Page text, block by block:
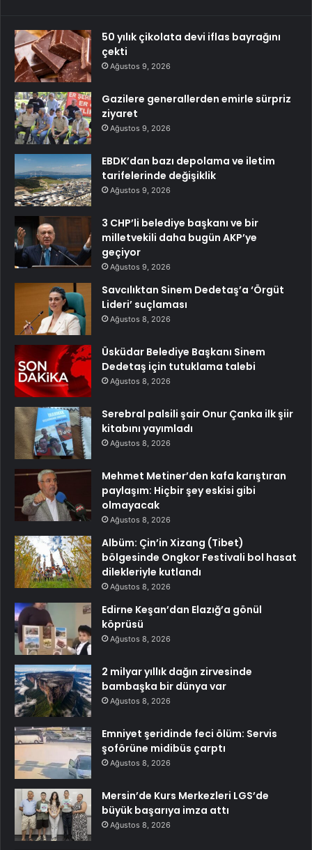
50 yılık çikolata devi iflas bayrağını
çekti
Ağustos 9, 2026
Gazilere generallerden emirle sürpriz
ziyaret
Ağustos 9, 2026
EBDK’dan bazı depolama ve iletim
tarifelerinde değişiklik
Ağustos 9, 2026
3 CHP’li belediye başkanı ve bir
milletvekili daha bugün AKP’ye
geçiyor
Ağustos 9, 2026
Savcılıktan Sinem Dedetaş’a ‘Örgüt
Lideri’ suçlaması
Ağustos 8, 2026
Üsküdar Belediye Başkanı Sinem
Dedetaş için tutuklama talebi
Ağustos 8, 2026
Serebral palsili şair Onur Çanka ilk şiir
kitabını yayımladı
Ağustos 8, 2026
Mehmet Metiner’den kafa karıştıran
paylaşım: Hiçbir şey eskisi gibi
olmayacak
Ağustos 8, 2026
Albüm: Çin’in Xizang (Tibet)
bölgesinde Ongkor Festivali bol hasat
dilekleriyle kutlandı
Ağustos 8, 2026
Edirne Keşan’dan Elazığ’a gönül
köprüsü
Ağustos 8, 2026
2 milyar yıllık dağın zirvesinde
bambaşka bir dünya var
Ağustos 8, 2026
Emniyet şeridinde feci ölüm: Servis
şoförüne midibüs çarptı
Ağustos 8, 2026
Mersin’de Kurs Merkezleri LGS’de
büyük başarıya imza attı
Ağustos 8, 2026